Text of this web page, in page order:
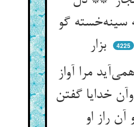
سینه‌خسته گو
بزار
4225
مرا آواز
خدایا گفتن